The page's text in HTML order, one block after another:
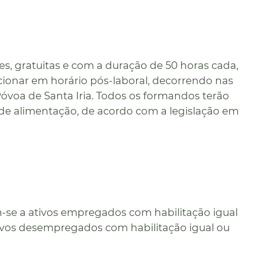
gratuitas e com a duração de 50 horas cada,
em horário pós-laboral, decorrendo nas
de Santa Iria. Todos os formandos terão
alimentação, de acordo com a legislação em
se a ativos empregados com habilitação igual
desempregados com habilitação igual ou